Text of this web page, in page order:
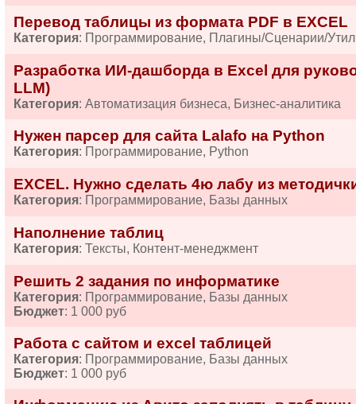
Перевод таблицы из формата PDF в EXCEL
Категория: Программирование, Плагины/Сценарии/
Разработка ИИ-дашборда в Excel для
LLM)
Категория: Автоматизация бизнеса, Бизнес-аналитика
Нужен парсер для сайта Lalafo на Python
Категория: Программирование, Python
EXCEL. Нужно сделать 4ю лабу из
Категория: Программирование, Базы данных
Наполнение таблиц
Категория: Тексты, Контент-менеджмент
Решить 2 задания по информатике
Категория: Программирование, Базы данных
Бюджет: 1 000 руб
Работа с сайтом и excel таблицей
Категория: Программирование, Базы данных
Бюджет: 1 000 руб